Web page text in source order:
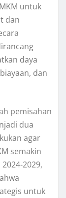
untuk
dan
daya
dan
pemisahan
dua
agar
semakin
2029,
untuk